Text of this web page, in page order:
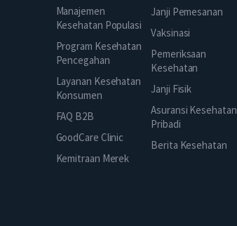
Manajemen
Kesehatan Populasi
Program Kesehatan
Pencegahan
Layanan Kesehatan
Konsumen
FAQ B2B
GoodCare Clinic
Kemitraan Merek
Janji Pemesanan
Vaksinasi
Pemeriksaan
Kesehatan
Janji Fisik
Asuransi Kesehatan
Pribadi
Berita Kesehatan